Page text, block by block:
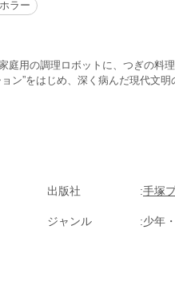
ラー
庭用の調理ロボットに、つぎの料
ン”をはじめ、深く病んだ現代文明
出版社 手塚
ジャンル 少年